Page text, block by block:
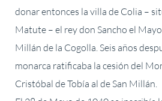
donar entonces la villa de Colia –
Matute – el rey don Sancho el
Millán de la Cogolla. Seis años
monarca ratificaba la cesión del
Cristóbal de Tobía al de San Millán.